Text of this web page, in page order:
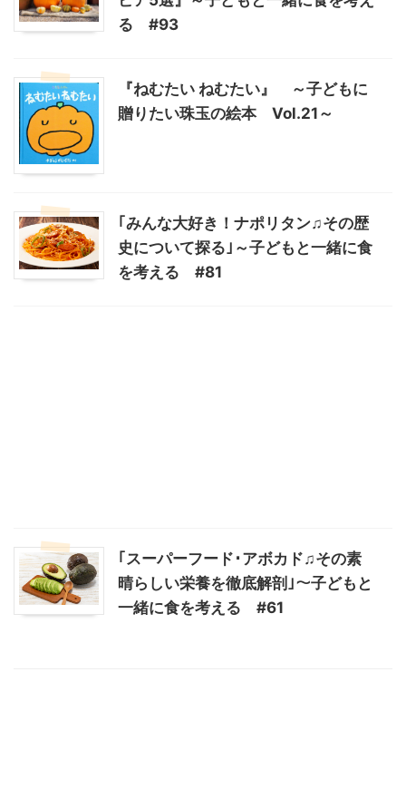
る #93
『ねむたい ねむたい』 ～子どもに
贈りたい珠玉の絵本 Vol.21～
｢みんな大好き！ナポリタン♫その歴
史について探る｣～子どもと一緒に食
を考える #81
｢スーパーフード･アボカド♫その素
晴らしい栄養を徹底解剖｣～子どもと
一緒に食を考える #61